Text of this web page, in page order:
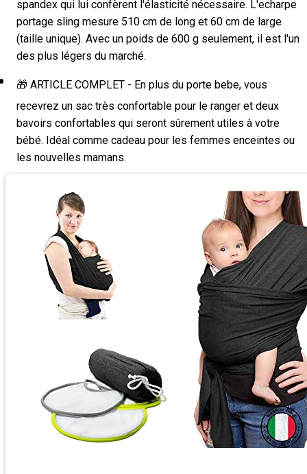
spandex qui lui confèrent l'élasticité nécessaire. L'echarpe
portage sling mesure 510 cm de long et 60 cm de large
(taille unique). Avec un poids de 600 g seulement, il est l'un
des plus légers du marché.
🎁 ARTICLE COMPLET - En plus du porte bebe, vous
recevrez un sac très confortable pour le ranger et deux
bavoirs confortables qui seront sûrement utiles à votre
bébé. Idéal comme cadeau pour les femmes enceintes ou
les nouvelles mamans.